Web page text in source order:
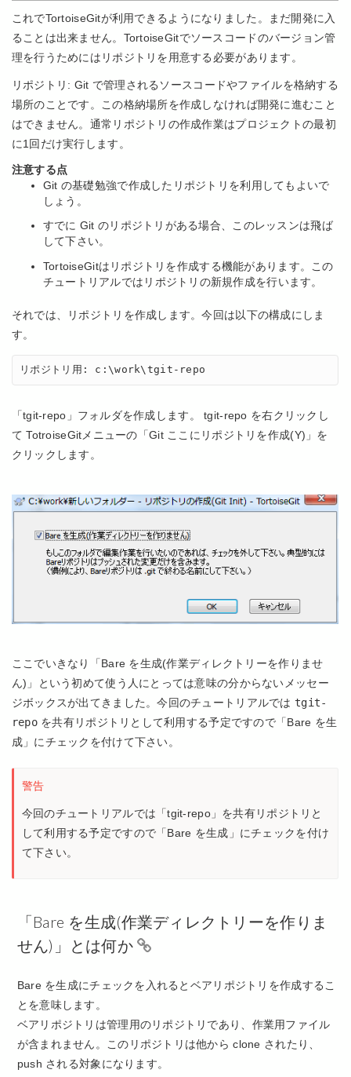
これでTortoiseGitが利用できるようになりました。まだ開発に入
ることは出来ません。TortoiseGitでソースコードのバージョン管
理を行うためにはリポジトリを用意する必要があります。
リポジトリ: Git で管理されるソースコードやファイルを格納する
場所のことです。この格納場所を作成しなければ開発に進むこと
はできません。通常リポジトリの作成作業はプロジェクトの最初
に1回だけ実行します。
注意する点
Git の基礎勉強で作成したリポジトリを利用してもよいで
しょう。
すでに Git のリポジトリがある場合、このレッスンは飛ば
して下さい。
TortoiseGitはリポジトリを作成する機能があります。この
チュートリアルではリポジトリの新規作成を行います。
それでは、リポジトリを作成します。今回は以下の構成にしま
す。
リポジトリ用: c:\work\tgit-repo
「tgit-repo」フォルダを作成します。 tgit-repo を右クリックし
て TotroiseGitメニューの「Git ここにリポジトリを作成(Y)」を
クリックします。
ここでいきなり「Bare を生成(作業ディレクトリーを作りませ
ん)」という初めて使う人にとっては意味の分からないメッセー
ジボックスが出てきました。今回のチュートリアルでは tgit-
repoを共有リポジトリとして利用する予定ですので「Bare を生
成」にチェックを付けて下さい。
警告
今回のチュートリアルでは「tgit-repo」を共有リポジトリと
して利用する予定ですので「Bare を生成」にチェックを付け
て下さい。
「Bare を生成(作業ディレクトリーを作りま
せん)」とは何か
Bare を生成にチェックを入れるとベアリポジトリを作成するこ
とを意味します。
ベアリポジトリは管理用のリポジトリであり、作業用ファイル
が含まれません。このリポジトリは他から clone されたり、
push される対象になります。